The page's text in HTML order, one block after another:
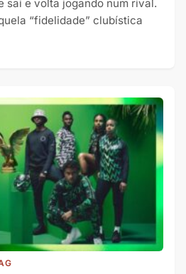
sai e volta jogando num rival.
“fidelidade” clubística